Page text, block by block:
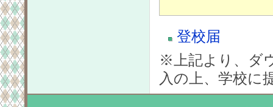
登校届
※上記より、ダ
入の上、学校に